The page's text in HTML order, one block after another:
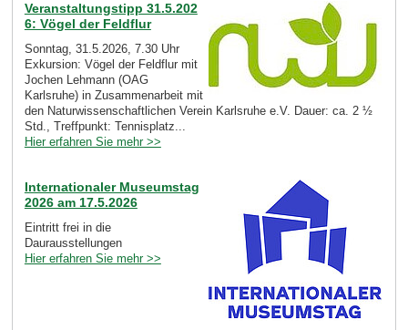
Veranstaltungstipp 31.5.202
6: Vögel der Feldflur
Sonntag, 31.5.2026, 7.30 Uhr
Exkursion: Vögel der Feldflur mit
Jochen Lehmann (OAG
Karlsruhe) in Zusammenarbeit mit
den Naturwissenschaftlichen Verein Karlsruhe e.V. Dauer: ca. 2 ½
Std., Treffpunkt: Tennisplatz...
Hier erfahren Sie mehr >>
Internationaler Museumstag
2026 am 17.5.2026
Eintritt frei in die
Daurausstellungen
Hier erfahren Sie mehr >>